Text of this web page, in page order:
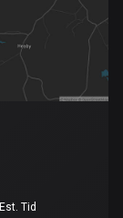
Est. Tid